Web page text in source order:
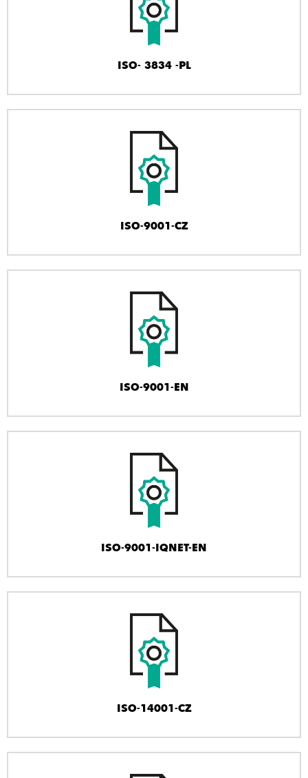
ISO- 3834 -PL
ISO-9001-CZ
ISO-9001-EN
ISO-9001-IQNET-EN
ISO-14001-CZ